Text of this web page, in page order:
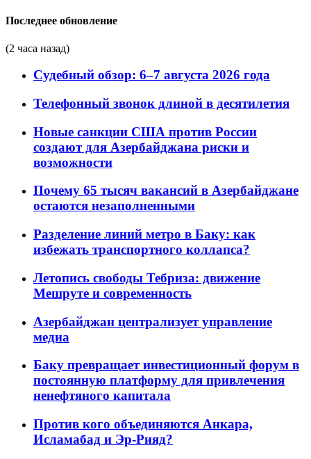
Последнее обновление
(2 часа назад)
Судебный обзор: 6–7 августа 2026 года
Телефонный звонок длиной в десятилетия
Новые санкции США против России
создают для Азербайджана риски и
возможности
Почему 65 тысяч вакансий в Азербайджане
остаются незаполненными
Разделение линий метро в Баку: как
избежать транспортного коллапса?
Летопись свободы Тебриза: движение
Мешруте и современность
Азербайджан централизует управление
медиа
Баку превращает инвестиционный форум в
постоянную платформу для привлечения
ненефтяного капитала
Против кого объединяются Анкара,
Исламабад и Эр-Рияд?